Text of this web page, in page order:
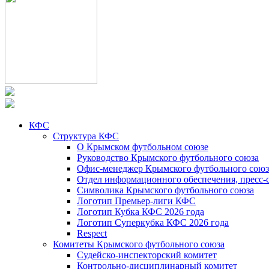
КФС
Структура КФС
О Крымском футбольном союзе
Руководство Крымского футбольного союза
Офис-менеджер Крымского футбольного
Отдел информационного обеспечения, пресс-
Символика Крымского футбольного союза
Логотип Премьер-лиги КФС
Логотип Кубка КФС 2026 года
Логотип Суперкубка КФС 2026 года
Respect
Комитеты Крымского футбольного союза
Судейско-инспекторский комитет
Контрольно-дисциплинарный комитет